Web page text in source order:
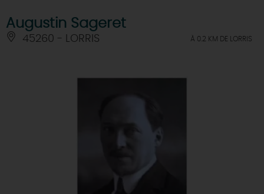
Augustin Sageret
45260 - LORRIS À 0.2 KM DE LORRIS